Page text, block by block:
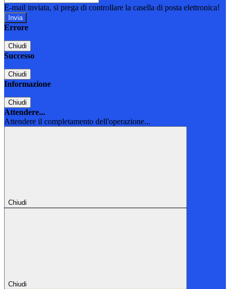
E-mail inviata, si prega di controllare la casella di posta elettronica!
Errore
Chiudi
Successo
Chiudi
Informazione
Chiudi
Attendere...
Attendere il completamento dell'operazione...
Chiudi
Chiudi